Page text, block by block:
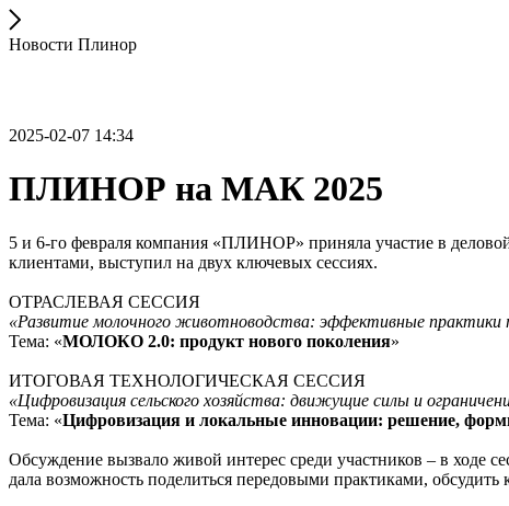
Новости Плинор
2025-02-07 14:34
ПЛИНОР на МАК 2025
5 и 6-го февраля компания «ПЛИНОР» приняла участие в
клиентами, выступил на двух ключевых сессиях.
ОТРАСЛЕВАЯ СЕССИЯ
«Развитие молочного животноводства: эффективные практики
Тема: «МОЛОКО 2.0: продукт нового поколения»
ИТОГОВАЯ ТЕХНОЛОГИЧЕСКАЯ СЕССИЯ
«Цифровизация сельского хозяйства: движущие силы и
Тема: «Цифровизация и локальные инновации: решение,
Обсуждение вызвало живой интерес среди участников – в
дала возможность поделиться передовыми практиками,